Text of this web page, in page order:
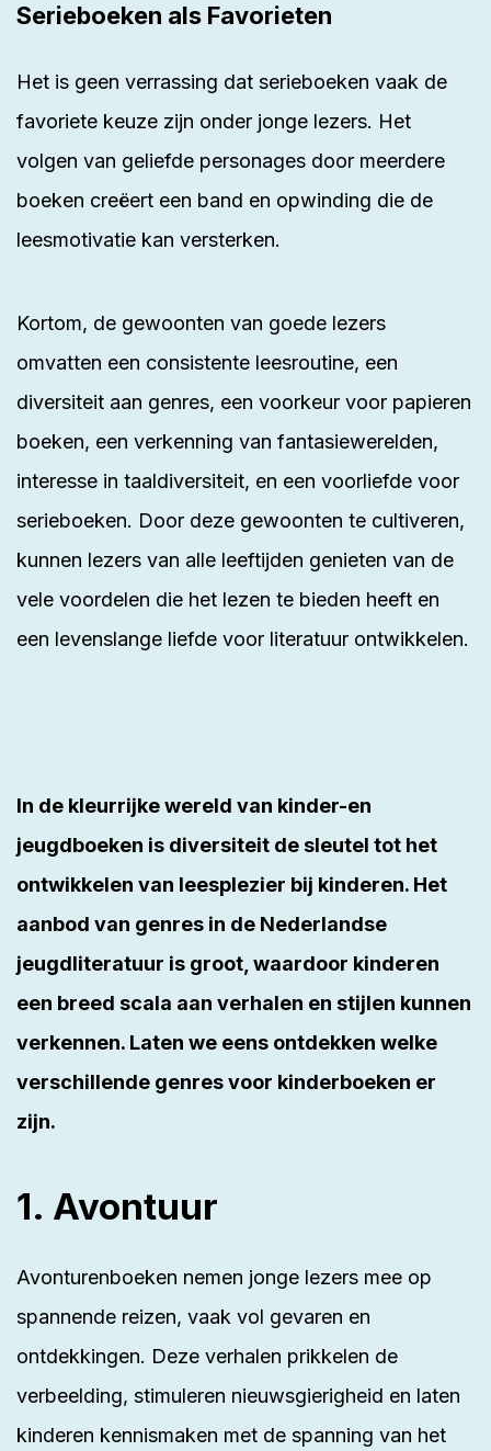
Serieboeken als Favorieten
Het is geen verrassing dat serieboeken vaak de
favoriete keuze zijn onder jonge lezers. Het
volgen van geliefde personages door meerdere
boeken creëert een band en opwinding die de
leesmotivatie kan versterken.
Kortom, de gewoonten van goede lezers
omvatten een consistente leesroutine, een
diversiteit aan genres, een voorkeur voor papieren
boeken, een verkenning van fantasiewerelden,
interesse in taaldiversiteit, en een voorliefde voor
serieboeken. Door deze gewoonten te cultiveren,
kunnen lezers van alle leeftijden genieten van de
vele voordelen die het lezen te bieden heeft en
een levenslange liefde voor literatuur ontwikkelen.
In de kleurrijke wereld van kinder-en
jeugdboeken is diversiteit de sleutel tot het
ontwikkelen van leesplezier bij kinderen. Het
aanbod van genres in de Nederlandse
jeugdliteratuur is groot, waardoor kinderen
een breed scala aan verhalen en stijlen kunnen
verkennen. Laten we eens ontdekken welke
verschillende genres voor kinderboeken er
zijn.
1. Avontuur
Avonturenboeken nemen jonge lezers mee op
spannende reizen, vaak vol gevaren en
ontdekkingen. Deze verhalen prikkelen de
verbeelding, stimuleren nieuwsgierigheid en laten
kinderen kennismaken met de spanning van het